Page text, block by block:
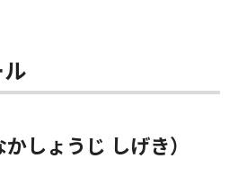
しょうじ しげき）